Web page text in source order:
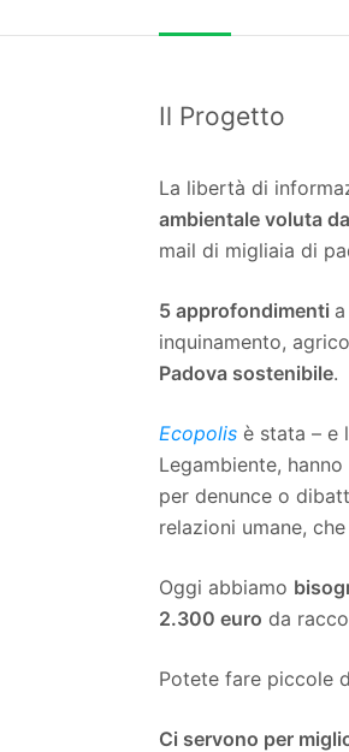
Il Progetto
La libertà di
ambientale voluta
mail di migliaia di
5 approfondimenti
inquinamento,
Padova sostenibile.
Ecopolis è stata – e
Legambiente,
per denunce o
relazioni umane,
Oggi abbiamo
2.300 euro da
Potete fare piccole
Ci servono per